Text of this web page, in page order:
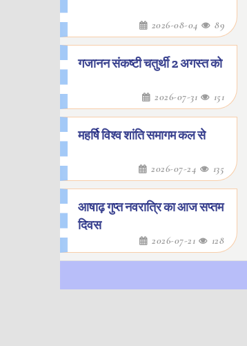
2026-08-04 89
गजानन संकष्टी चतुर्थी 2 अगस्त को
2026-07-31 151
महर्षि विश्व शांति समागम कल से
2026-07-24 135
आषाढ़ गुप्त नवरात्रि का आज सप्तम
दिवस
2026-07-21 128